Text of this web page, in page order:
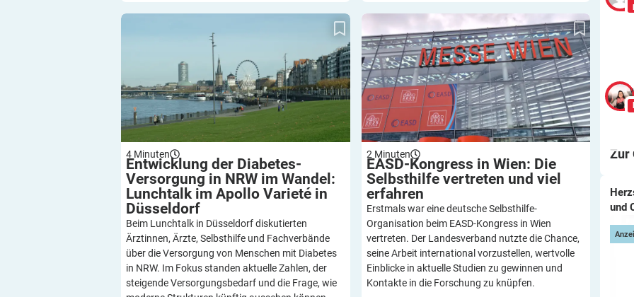
Düsseldorf
4 Minuten
Entwicklung der Diabetes-
Versorgung in NRW im Wandel:
Lunchtalk im Apollo Varieté in
Düsseldorf
Beim Lunchtalk in Düsseldorf diskutierten
Ärztinnen, Ärzte, Selbsthilfe und Fachverbände
über die Versorgung von Menschen mit Diabetes
in NRW. Im Fokus standen aktuelle Zahlen, der
steigende Versorgungsbedarf und die Frage, wie
EASD-Kongress in Wien: Die Selbsthilfe
vertreten und viel erfahren
2 Minuten
EASD-Kongress in Wien: Die
Selbsthilfe vertreten und viel
erfahren
Erstmals war eine deutsche Selbsthilfe-
Organisation beim EASD-Kongress in Wien
vertreten. Der Landesverband nutzte die Chance,
seine Arbeit international vorzustellen, wertvolle
Einblicke in aktuelle Studien zu gewinnen und
Kontakte in die Forschung zu knüpfen.
Zur
und